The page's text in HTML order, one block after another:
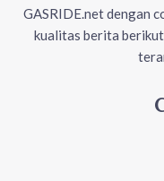
GASRIDE.net dengan
kualitas berita